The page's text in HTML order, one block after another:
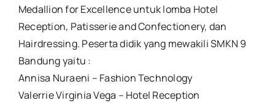
Medallion for Excellence untuk lomba Hotel
Reception, Patisserie and Confectionery, dan
Hairdressing. Peserta didik yang mewakili SMKN 9
Bandung yaitu :
Annisa Nuraeni – Fashion Technology
Valerrie Virginia Vega – Hotel Reception